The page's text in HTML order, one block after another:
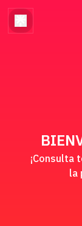
¡Consulta
la